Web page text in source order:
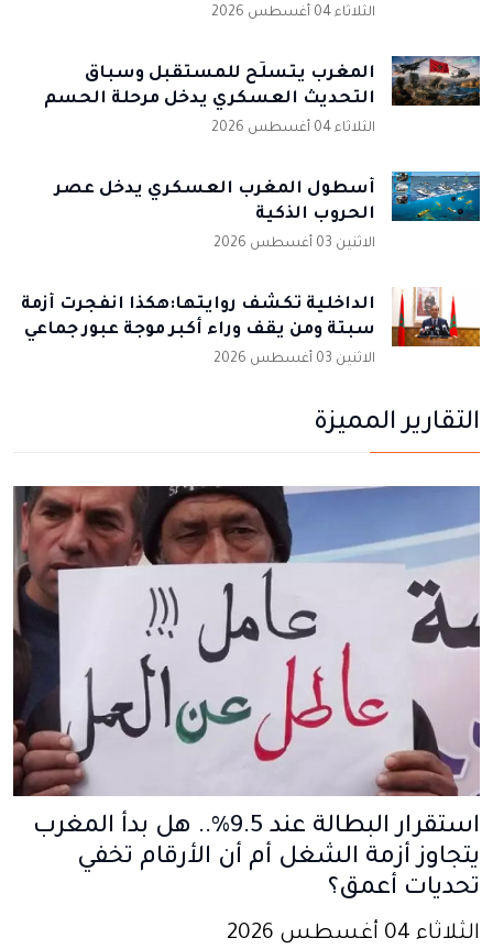
الثلاثاء 04 أغسطس 2026
المغرب يتسلّح للمستقبل وسباق
التحديث العسكري يدخل مرحلة الحسم
الثلاثاء 04 أغسطس 2026
أسطول المغرب العسكري يدخل عصر
الحروب الذكية
الاثنين 03 أغسطس 2026
الداخلية تكشف روايتها:هكذا انفجرت أزمة
سبتة ومن يقف وراء أكبر موجة عبور جماعي
الاثنين 03 أغسطس 2026
التقارير المميزة
استقرار البطالة عند 9.5%.. هل بدأ المغرب
يتجاوز أزمة الشغل أم أن الأرقام تخفي
تحديات أعمق؟
الثلاثاء 04 أغسطس 2026